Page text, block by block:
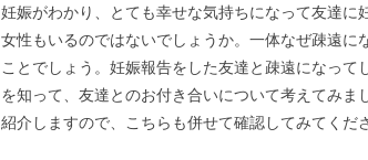
妊娠がわかり、とても幸せな気持ちになって友達
女性もいるのではないでしょうか。一体なぜ疎遠
ことでしょう。妊娠報告をした友達と疎遠になっ
を知って、友達とのお付き合いについて考えてみ
紹介しますので、こちらも併せて確認してみてくだ